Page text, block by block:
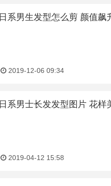
日系男生发型怎么剪 颜值飙
2019-12-06 09:34
日系男士长发发型图片 花样
2019-04-12 15:58